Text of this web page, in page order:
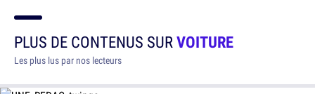
PLUS DE CONTENUS SURVOITURE
Les plus lus par nos lecteurs